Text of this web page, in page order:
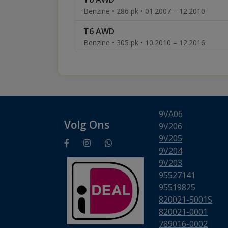
Benzine • 286 pk • 01.2007 – 12.2010
T6 AWD
Benzine • 305 pk • 10.2010 – 12.2016
Volg Ons
9VA06
9V206
9V205
9V204
9V203
95527141
95519825
820021-5001S
820021-0001
789016-0002